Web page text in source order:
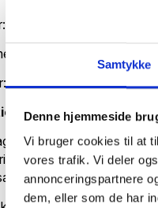
Samtykke
Denne hjemmeside
Vi bruger cookies til at
vores trafik. Vi deler
annonceringspartnere
dem, eller som de har
ekskl. moms.
1.825 ekskl. moms.
1.550 ekskl. moms.
er Danmarks største
organisationer
fra offentlige,